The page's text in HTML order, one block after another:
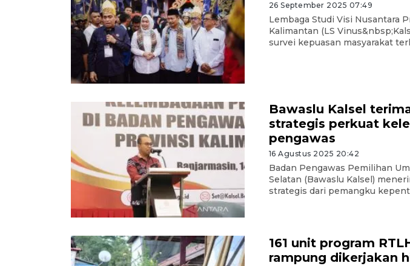
26 September 2025 07:49
Lembaga Studi Visi Nusantara
Kalimantan (LS
survei kepuasan masyarakat
Bawaslu Kalsel
strategis perkuat
pengawas
16 Agustus 2025 20:42
Badan Pengawas Pemilihan
Selatan (Bawaslu Kalsel)
strategis dari pemangku
161 unit program
rampung dikerjakan